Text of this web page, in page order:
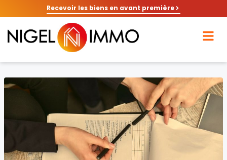
Recevoir les biens en avant première